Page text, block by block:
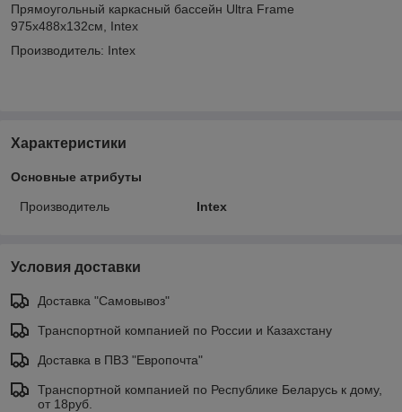
Прямоугольный каркасный бассейн Ultra Frame
975х488х132см, Intex
Производитель: Intex
Характеристики
Основные атрибуты
Производитель Intex
Условия доставки
Доставка "Самовывоз"
Транспортной компанией по России и Казахстану
Доставка в ПВЗ "Европочта"
Транспортной компанией по Республике Беларусь к дому,
от 18руб.